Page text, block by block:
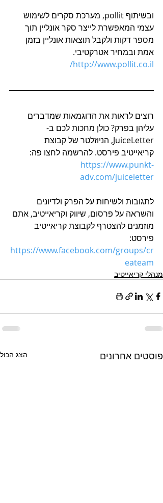
ובשיתוף pollit, מערכת סקרים לשימוש
עצמי המאפשרת לייצר סקר אונליין תוך
מספר דקות ולקבל תוצאות אונליין בזמן
אמת ובמחיר אטרקטיבי.
http://www.pollit.co.il/
רוצים לראות את הדוגמאות שמדברים
עליהן בפרק? כולן מחכות לכם ב-
JuiceLetter, הניוזלטר של קבוצת
קריאייטיב פירסט. להרשמה לחצו פה:
https://www.punkt-
adv.com/juiceletter
לתגובות ולשיחות על הפרק ולדיונים
והשראה על פרסום, שיווק וקריאייטיב, אתם
מוזמנים להצטרף לקבוצת קריאייטיב
פירסט:
https://www.facebook.com/groups/cr
eateam
מנהלי קריאייטיב
פוסטים אחרונים הצג הכול